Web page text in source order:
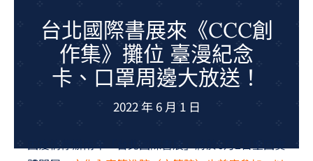
生活美學
夢想TV
台北國際書展來《CCC創
作集》攤位 臺漫紀念
卡、口罩周邊大放送！
2022 年 6 月 1 日
因疫情停辦兩年「台北國際書展」將於6月2日重回實